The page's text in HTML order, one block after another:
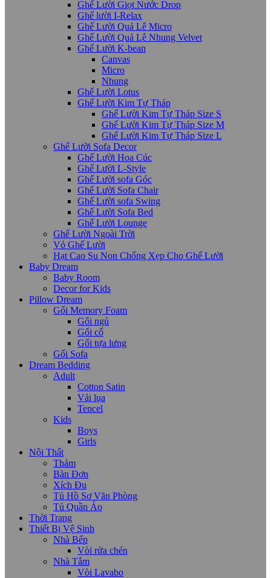
Ghế Lười Giọt Nước Drop
Ghế lười I-Relax
Ghế Lười Quả Lê Micro
Ghế Lười Quả Lê Nhung Velvet
Ghế Lười K-bean
Canvas
Micro
Nhung
Ghế Lười Lotus
Ghế Lười Kim Tự Tháp
Ghế Lười Kim Tự Tháp Size S
Ghế Lười Kim Tự Tháp Size M
Ghế Lười Kim Tự Tháp Size L
Ghế Lười Sofa Decor
Ghế Lười Hoa Cúc
Ghế Lười L-Style
Ghế Lười sofa Góc
Ghế Lười Sofa Chair
Ghế Lười sofa Swing
Ghế Lười Sofa Bed
Ghế Lười Lounge
Ghế Lười Ngoài Trời
Vỏ Ghế Lười
Hạt Cao Su Non Chống Xẹp Cho Ghế Lười
Baby Dream
Baby Room
Decor for Kids
Pillow Dream
Gối Memory Foam
Gối ngủ
Gối cổ
Gối tựa lưng
Gối Sofa
Dream Bedding
Adult
Cotton Satin
Vải lụa
Tencel
Kids
Boys
Girls
Nội Thất
Thảm
Bàn Đơn
Xích Đu
Tủ Hồ Sơ Văn Phòng
Tủ Quần Áo
Thời Trang
Thiết Bị Vệ Sinh
Nhà Bếp
Vòi rửa chén
Nhà Tắm
Vòi Lavabo